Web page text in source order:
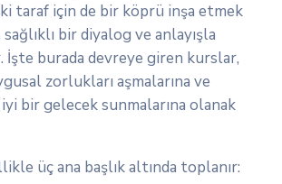
taraf için de bir köprü inşa etmek
bir diyalog ve anlayışla
burada devreye giren kurslar,
zorlukları aşmalarına ve
bir gelecek sunmalarına olanak
üç ana başlık altında toplanır: